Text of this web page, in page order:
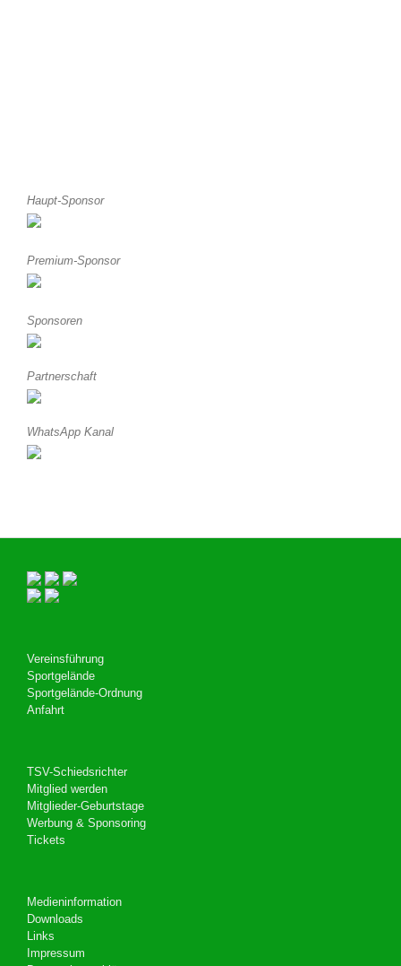
Haupt-Sponsor
Premium-Sponsor
Sponsoren
Partnerschaft
WhatsApp Kanal
Vereinsführung
Sportgelände
Sportgelände-Ordnung
Anfahrt
TSV-Schiedsrichter
Mitglied werden
Mitglieder-Geburtstage
Werbung & Sponsoring
Tickets
Medieninformation
Downloads
Links
Impressum